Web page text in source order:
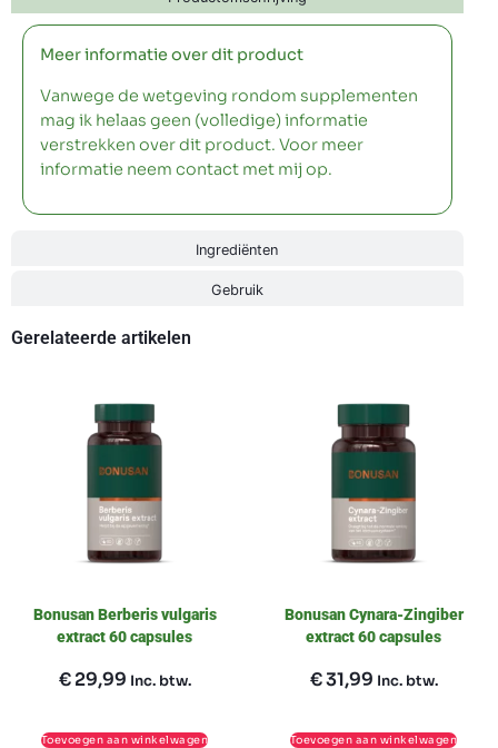
Ingrediënten
Gebruik
Meer informatie over dit product
Vanwege de wetgeving rondom supplementen
mag ik helaas geen (volledige) informatie
verstrekken over dit product. Voor meer
informatie neem contact met mij op.
Gerelateerde artikelen
Bonusan Berberis vulgaris
extract 60 capsules
€29,99 Inc. btw.
Toevoegen aan winkelwagen
Bonusan Cynara-Zingiber
extract 60 capsules
€31,99 Inc. btw.
Toevoegen aan winkelwagen